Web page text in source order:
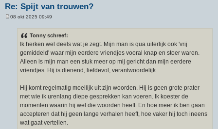
Re: Spijt van trouwen?
08 okt 2025 09:49
Tonny schreef:
Ik herken wel deels wat je zegt. Mijn man is qua uiterlijk ook 'vrij
gemiddeld' waar mijn eerdere vriendjes vooral knap en stoer waren.
Alleen is mijn man een stuk meer op mij gericht dan mijn eerdere
vriendjes. Hij is dienend, liefdevol, verantwoordelijk.
Hij komt regelmatig moeilijk uit zijn woorden. Hij is geen grote prater
met wie ik urenlang diepe gesprekken kan voeren. Ik koester de
momenten waarin hij wel die woorden heeft. En hoe meer ik ben gaan
accepteren dat hij geen lange verhalen heeft, hoe vaker hij toch ineens
wat gaat vertellen.